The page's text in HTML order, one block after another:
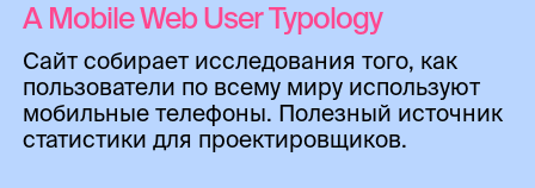
A Mobile Web User Typology
Сайт собирает исследования того, как
пользователи по всему миру используют
мобильные телефоны. Полезный источник
статистики для проектировщиков.